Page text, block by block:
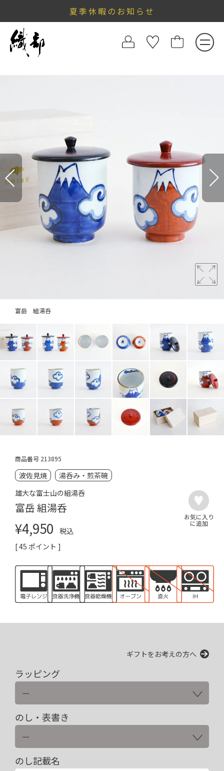
夏季休暇のお知らせ
富岳 組湯呑
商品番号 213895
波佐見焼
湯呑み・煎茶碗
雄大な富士山の組湯呑
富岳 組湯呑
¥4,950
税込
[45 ポイント ]
ギフトをお考えの方へ
ラッピング
のし・表書き
のし記載名